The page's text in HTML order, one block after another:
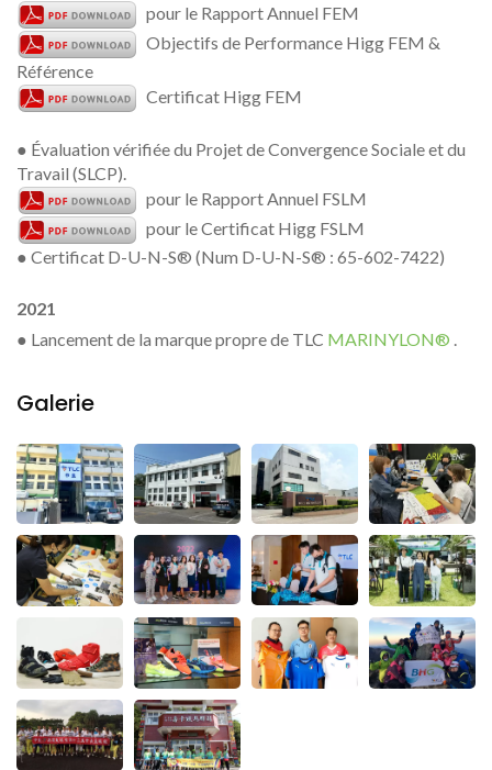
pour le Rapport Annuel FEM
Objectifs de Performance Higg FEM &
Référence
Certificat Higg FEM
● Évaluation vérifiée du Projet de Convergence Sociale et du
Travail (SLCP).
pour le Rapport Annuel FSLM
pour le Certificat Higg FSLM
● Certificat D-U-N-S® (Num D-U-N-S® : 65-602-7422)
2021
● Lancement de la marque propre de TLC MARINYLON® .
Galerie